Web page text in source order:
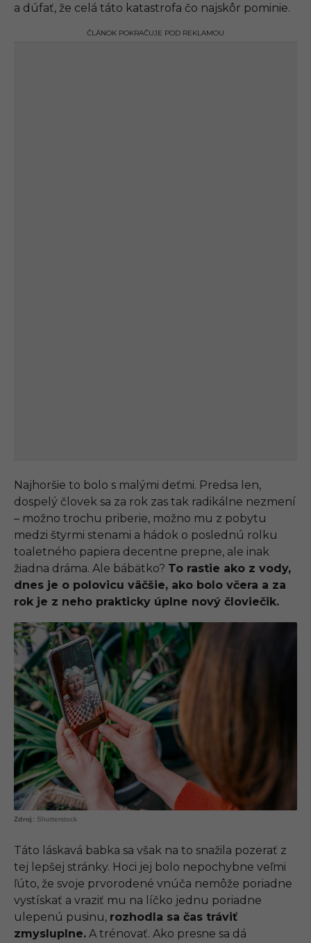
2
a dúfať, že celá táto katastrofa čo najskôr pominie.
ČLÁNOK POKRAČUJE POD REKLAMOU
Najhoršie to bolo s malými deťmi. Predsa len,
dospelý človek sa za rok zas tak radikálne nezmení
– možno trochu priberie, možno mu z pobytu
medzi štyrmi stenami a hádok o poslednú rolku
toaletného papiera decentne prepne, ale inak
žiadna dráma. Ale bábätko? To rastie ako z vody,
dnes je o polovicu väčšie, ako bolo včera a za
rok je z neho prakticky úplne nový človiečik.
Shutterstock
Táto láskavá babka sa však na to snažila pozerať z
tej lepšej stránky. Hoci jej bolo nepochybne veľmi
ľúto, že svoje prvorodené vnúča nemôže poriadne
vystískať a vraziť mu na líčko jednu poriadne
ulepenú pusinu, rozhodla sa čas tráviť
zmysluplne. A trénovať. Ako presne sa dá